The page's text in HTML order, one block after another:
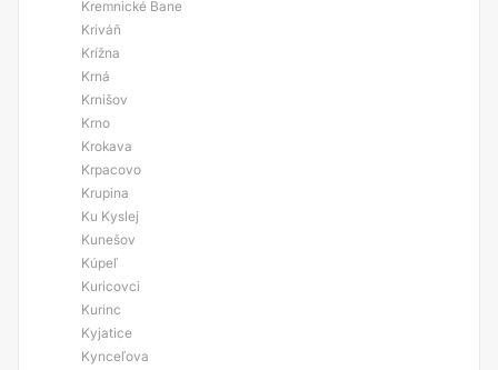
Kremnické Bane
Kriváň
Krížna
Krná
Krnišov
Krno
Krokava
Krpacovo
Krupina
Ku Kyslej
Kunešov
Kúpeľ
Kuricovci
Kurinc
Kyjatice
Kynceľova